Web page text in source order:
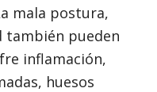
mala postura,
también pueden
inflamación,
huesos